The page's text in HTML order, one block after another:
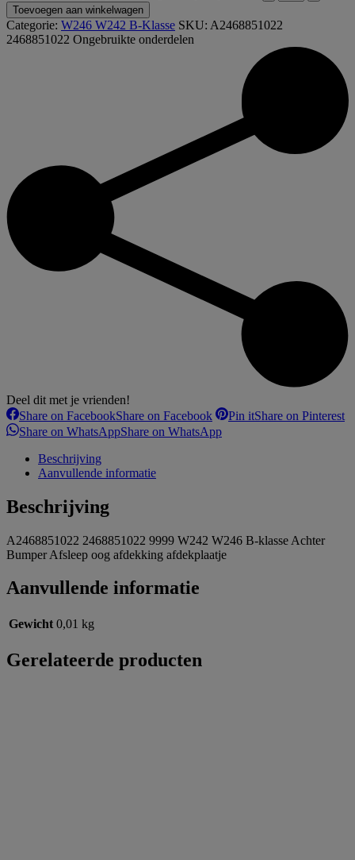
Toevoegen aan winkelwagen
Categorie: W246 W242 B-Klasse SKU: A2468851022
2468851022 Ongebruikte onderdelen
Deel dit met je vrienden!
Share on FacebookShare on Facebook Pin itShare on Pinterest
Share on WhatsAppShare on WhatsApp
Beschrijving
Aanvullende informatie
Beschrijving
A2468851022 2468851022 9999 W242 W246 B-klasse Achter
Bumper Afsleep oog afdekking afdekplaatje
Aanvullende informatie
Gewicht 0,01 kg
Gerelateerde producten